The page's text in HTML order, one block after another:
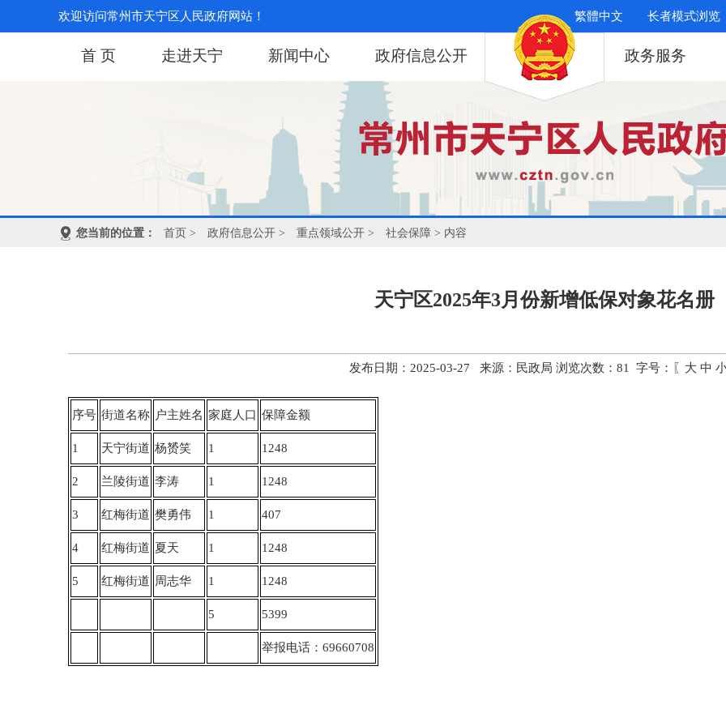
欢迎访问常州市天宁区人民政府网站！ 繁體中文 长者模式浏览
首 页 走进天宁 新闻中心 政府信息公开 政务服务
您当前的位置： 首页 > 政府信息公开 > 重点领域公开 > 社会保障 > 内容
天宁区2025年3月份新增低保对象花名册
发布日期：2025-03-27 来源：民政局 浏览次数： 81 字号：〖 大 中
序号 街道名称 户主姓名 家庭人口 保障金额
1 天宁街道 杨赟笑 1 1248
2 兰陵街道 李涛 1 1248
3 红梅街道 樊勇伟 1 407
4 红梅街道 夏天 1 1248
5 红梅街道 周志华 1 1248
5 5399
举报电话：69660708